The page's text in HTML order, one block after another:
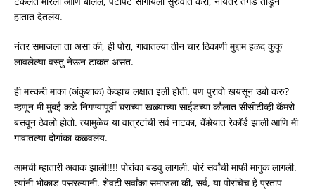
हातात देतलंय.
नंतर समाजला ता असा की, ही पोरा, गावातल्या तीन चार ठिकाणी मुद्दाम हळद कुकू
लावलेल्या वस्तु नेऊन टाकत असत.
ही मस्करी माका (अंकुशाक) केव्हाच लक्षात इली होती. पण पुरावो खयसून उबो करु?
म्हणून मी मुंबई कडे निगण्यापूर्वी घराच्या खळ्याच्या साईडच्या कौलात सीसीटीव्ही कॅमरो
बसवून ठेवलो होतो. त्यामुळेच या वात्रटांची सर्व नाटका, कॅमेर्‍यात रेकॉर्ड झाली आणि मी
गावातल्या दोगांका कळवलंय.
आमची म्हातारी अवाक झाली!!!! पोरांका बडवु लागली. पोरं सर्वांची माफी मागुक लागली.
त्यांनी भोकाड पसरल्यानी. शेवटी सर्वांका समाजला की, सर्व, या पोरांचेच हे प्रताप